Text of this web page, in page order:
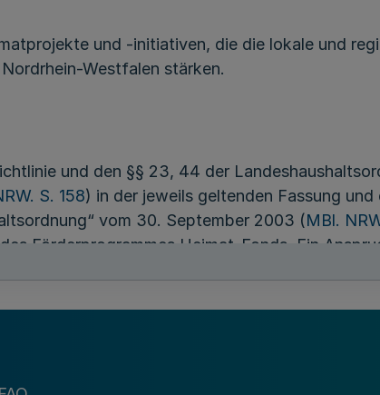
und -initiativen, die die lokale und
Westfalen stärken.
und den §§ 23, 44 der
S. 158) in der jeweils geltenden Fassung
vom 30. September 2003 (MBl.
Förderprogrammes Heimat-Fonds. Ein